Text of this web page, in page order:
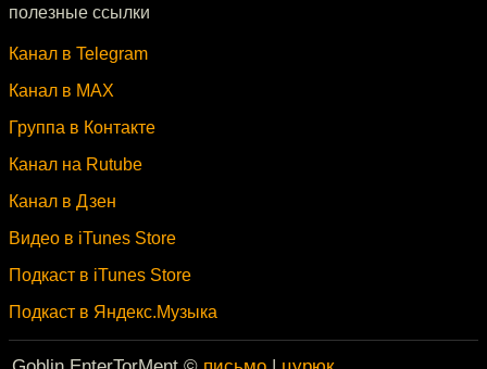
полезные ссылки
Канал в Telegram
Канал в MAX
Группа в Контакте
Канал на Rutube
Канал в Дзен
Видео в iTunes Store
Подкаст в iTunes Store
Подкаст в Яндекс.Музыка